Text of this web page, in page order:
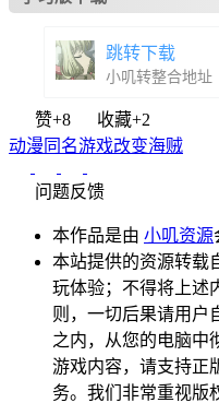
跳转下载
小叽转整合地址
赞+8 收藏+2
动漫同名游戏改变海贼
问题反馈
本作品是由 小叽资源
本站提供的资源转载
玩体验；不得将上述
则，一切后果请用户
之内，从您的电脑中
游戏内容，请支持正
务。我们非常重视版